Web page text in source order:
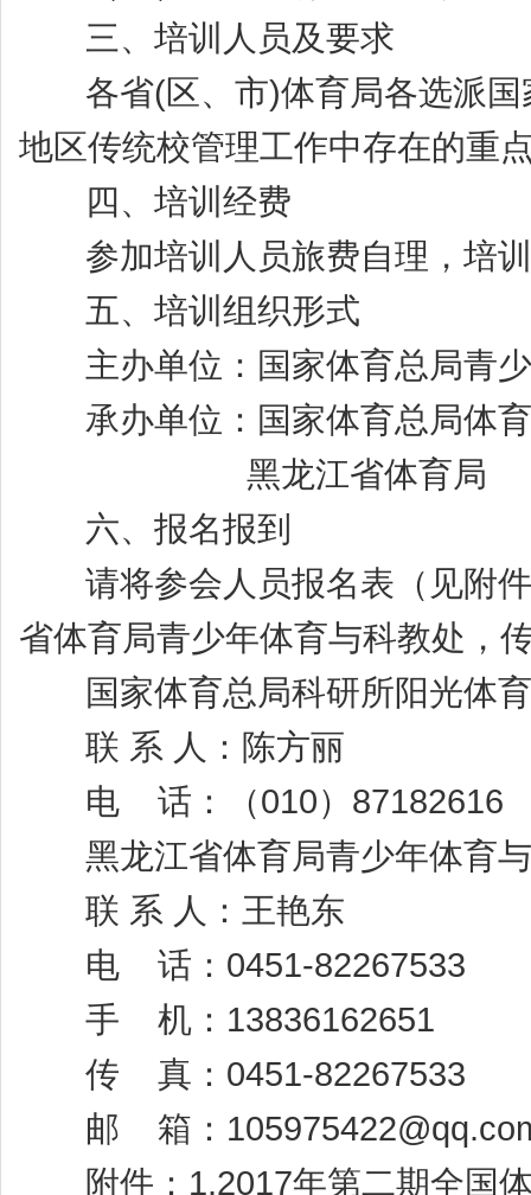
三、培训人员及要求
各省(区、市)体育局各选派国
地区传统校管理工作中存在的重
四、培训经费
参加培训人员旅费自理，培训
五、培训组织形式
主办单位：国家体育总局青
承办单位：国家体育总局体育
黑龙江省体育局
六、报名报到
请将参会人员报名表（见附件
省体育局青少年体育与科教处，
国家体育总局科研所阳光体
联 系 人：陈方丽
电 话：（010）87182616
黑龙江省体育局青少年体育
联 系 人：王艳东
电 话：0451-82267533
手 机：13836162651
传 真：0451-82267533
邮 箱：
附件：1.2017年第二期全国